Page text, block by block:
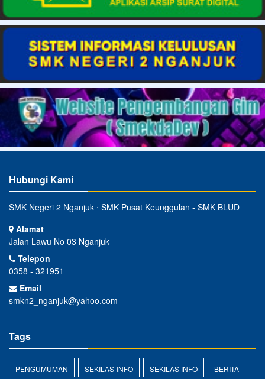
Hubungi Kami
SMK Negeri 2 Nganjuk ⋅ SMK Pusat Keunggulan - SMK BLUD
Alamat
Jalan Lawu No 03 Nganjuk
Telepon
0358 - 321951
Email
smkn2_nganjuk@yahoo.com
Tags
PENGUMUMAN SEKILAS-INFO SEKILAS INFO BERITA